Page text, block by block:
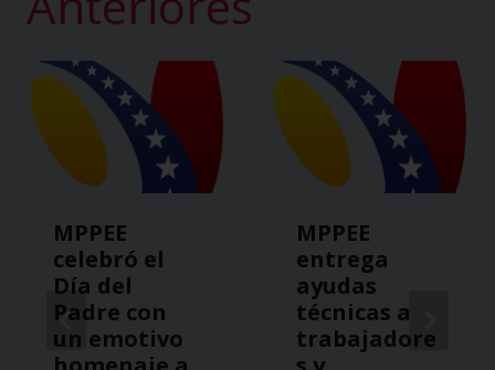
MPPEE
celebró el
Día del
Padre con
un emotivo
MPPEE
entrega
ayudas
técnicas a
trabajadore